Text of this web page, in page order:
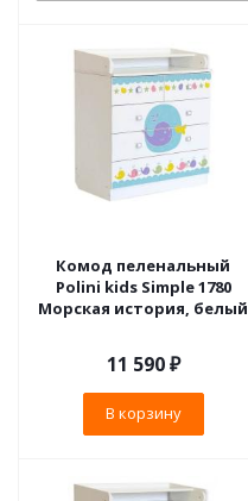
Комод пеленальный
Polini kids Simple 1780
Морская история, белый
11 590₽
В корзину